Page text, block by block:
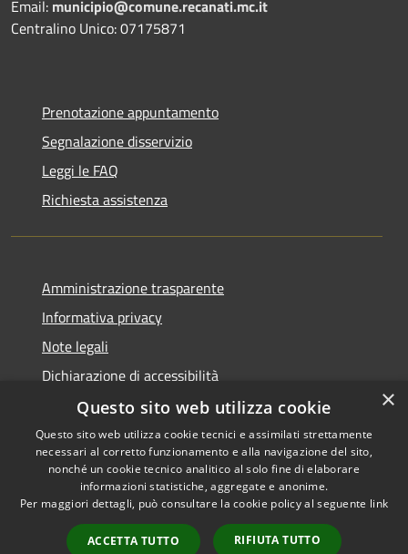
Email: municipio@comune.recanati.mc.it
Centralino Unico: 07175871
Prenotazione appuntamento
Segnalazione disservizio
Leggi le FAQ
Richiesta assistenza
Amministrazione trasparente
Informativa privacy
Note legali
Dichiarazione di accessibilità
Accessibilità
Privacy
Copyright © 2026 • Comune di
Recanati • Powered by
Municipium•Accesso
redazione
×
Questo sito web utilizza cookie
Questo sito web utilizza cookie tecnici e assimilati strettamente
necessari al corretto funzionamento e alla navigazione del sito,
nonché un cookie tecnico analitico al solo fine di elaborare
informazioni statistiche, aggregate e anonime.
Per maggiori dettagli, può consultare la cookie policy al seguente link
ACCETTA TUTTO RIFIUTA TUTTO